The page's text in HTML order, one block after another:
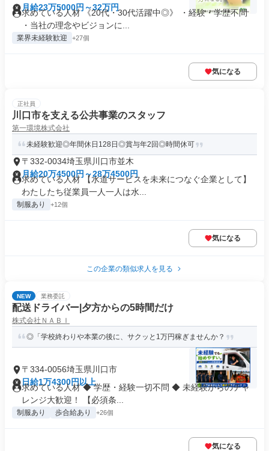
月給23万5000円～32万円
求めている人材 《20代・30代活躍中◎》 ・経験・学歴不問
・当社の理念やビジョンに...
業界未経験歓迎 +27個
気になる
正社員
川口市を支える公共事業のスタッフ
第一環境株式会社
未経験歓迎◎年間休日128日◎賞与年2回◎時間休可
〒332-0034埼玉県川口市並木
月給20万4500円～28万4500円
求めている人材 【水道サービスを未来につなぐ企業として】
わたしたち従業員一人一人は水...
制服あり +12個
気になる
この企業の類似求人を見る
NEW 業務委託
配送ドライバー|夕方からの5時間だけ
株式会社ＮＡＢＩ
◎「学校終わりや本業の後に、サクッと1万円稼ぎませんか？
〒334-0056埼玉県川口市
日給1万4300円以上
求めている人材 ◆ 学歴・経験一切不問 ◆ 未経験からのチャ
レンジ大歓迎！ 【必須条...
制服あり 歩合給あり +26個
気になる